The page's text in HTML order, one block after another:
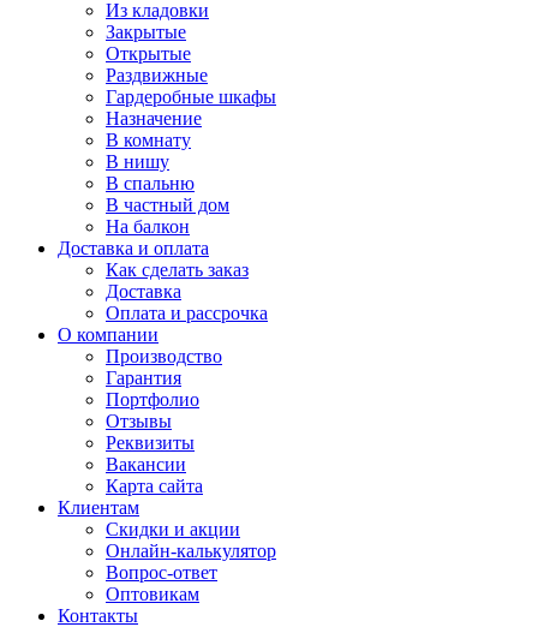
Из кладовки
Закрытые
Открытые
Раздвижные
Гардеробные шкафы
Назначение
В комнату
В нишу
В спальню
В частный дом
На балкон
Доставка и оплата
Как сделать заказ
Доставка
Оплата и рассрочка
О компании
Производство
Гарантия
Портфолио
Отзывы
Реквизиты
Вакансии
Карта сайта
Клиентам
Скидки и акции
Онлайн-калькулятор
Вопрос-ответ
Оптовикам
Контакты